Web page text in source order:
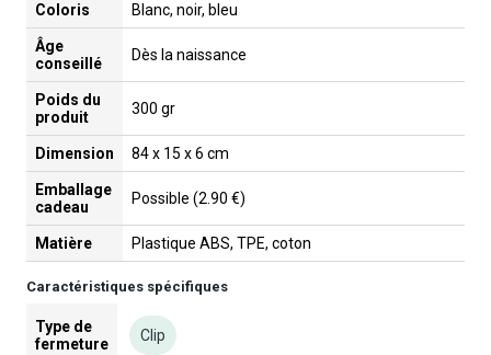
Coloris Blanc, noir, bleu
Âge
conseillé
Dès la naissance
Poids du
produit
300 gr
Dimension 84 x 15 x 6 cm
Emballage
cadeau
Possible (2.90 €)
Matière Plastique ABS, TPE, coton
Caractéristiques spécifiques
Type de
fermeture
Clip